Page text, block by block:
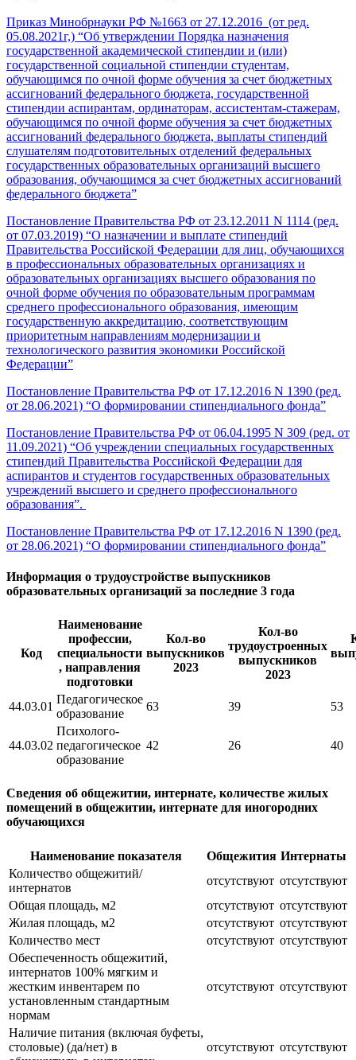
Приказ Минобрнауки РФ №1663 от 27.12.2016 (от ред.
05.08.2021г,) “Об утверждении Порядка назначения
государственной академической стипендии и (или)
государственной социальной стипендии студентам,
обучающимся по очной форме обучения за счет бюджетных
ассигнований федерального бюджета, государственной
стипендии аспирантам, ординаторам, ассистентам-стажерам,
обучающимся по очной форме обучения за счет бюджетных
ассигнований федерального бюджета, выплаты стипендий
слушателям подготовительных отделений федеральных
государственных образовательных организаций высшего
образования, обучающимся за счет бюджетных ассигнований
федерального бюджета”
Постановление Правительства РФ от 23.12.2011 N 1114 (ред.
от 07.03.2019) “О назначении и выплате стипендий
Правительства Российской Федерации для лиц, обучающихся
в профессиональных образовательных организациях и
образовательных организациях высшего образования по
очной форме обучения по образовательным программам
среднего профессионального образования, имеющим
государственную аккредитацию, соответствующим
приоритетным направлениям модернизации и
технологического развития экономики Российской
Федерации”
Постановление Правительства РФ от 17.12.2016 N 1390 (ред.
от 28.06.2021) “О формировании стипендиального фонда”
Постановление Правительства РФ от 06.04.1995 N 309 (ред. от
11.09.2021) “Об учреждении специальных государственных
стипендий Правительства Российской Федерации для
аспирантов и студентов государственных образовательных
учреждений высшего и среднего профессионального
образования”.
Постановление Правительства РФ от 17.12.2016 N 1390 (ред.
от 28.06.2021) “О формировании стипендиального фонда”
Информация о трудоустройстве выпускников
образовательных организаций за последние 3 года
Код
Наименование
профессии,
специальности
, направления
подготовки
Кол-во
выпускников
2023
Кол-во
трудоустроенных
выпускников
2023
44.03.01
Педагогическое
образование
63 39 53
44.03.02
Психолого-
педагогическое
образование
42 26 40
Сведения об общежитии, интернате, количестве жилых
помещений в общежитии, интернате для иногородних
обучающихся
Наименование показателя Общежития Интернаты
Количество общежитий/
интернатов
отсутствуют отсутствуют
Общая площадь, м2
отсутствуют отсутствуют
Жилая площадь, м2
отсутствуют отсутствуют
Количество мест
отсутствуют отсутствуют
Обеспеченность общежитий,
интернатов 100% мягким и
жестким инвентарем по
установленным стандартным
нормам
отсутствуют отсутствуют
Наличие питания (включая буфеты,
столовые) (да/нет) в
отсутствуют отсутствуют